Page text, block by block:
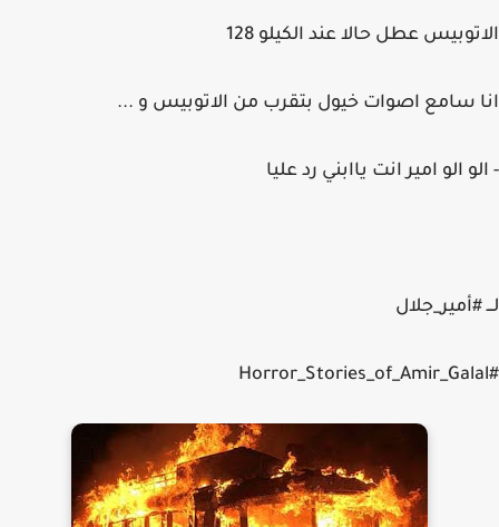
الاتوبيس عطل حالا عند الكيلو 128
انا سامع اصوات خيول بتقرب من الاتوبيس و ...
- الو الو امير انت ياابني رد عليا
لـــ #أمير_جلال
#Horror_Stories_of_Amir_Galal